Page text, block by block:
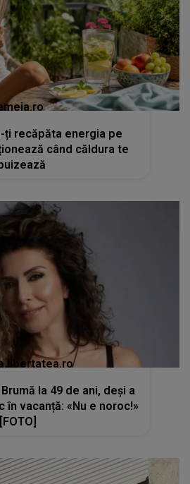
ți recăpăta energia pe
când căldura te
la 49 de ani, deși a
vacanță: «Nu e noroc!»
[FOTO]